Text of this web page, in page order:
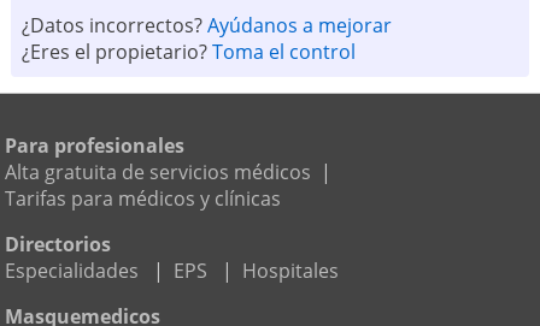
¿Datos incorrectos?Ayúdanos a mejorar
¿Eres el propietario?Toma el control
Para profesionales
Alta gratuita de servicios médicos |
Tarifas para médicos y clínicas
Directorios
Especialidades
| EPS | Hospitales
Masquemedicos